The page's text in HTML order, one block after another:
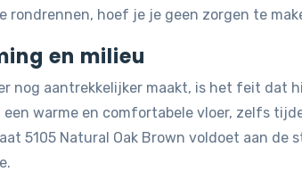
rondrennen, hoef je je geen zorgen te
en milieu
nog aantrekkelijker maakt, is het feit dat
warme en comfortabele vloer, zelfs
5105 Natural Oak Brown voldoet aan